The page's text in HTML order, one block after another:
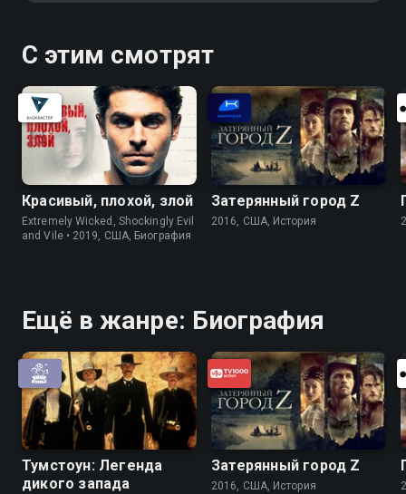
С этим смотрят
Красивый, плохой, злой
Extremely Wicked, Shockingly Evil
and Vile • 2019, США, Биография
Затерянный город Z
2016, США, История
Ещё в жанре: Биография
Тумстоун: Легенда
дикого запада
Затерянный город Z
2016, США, История